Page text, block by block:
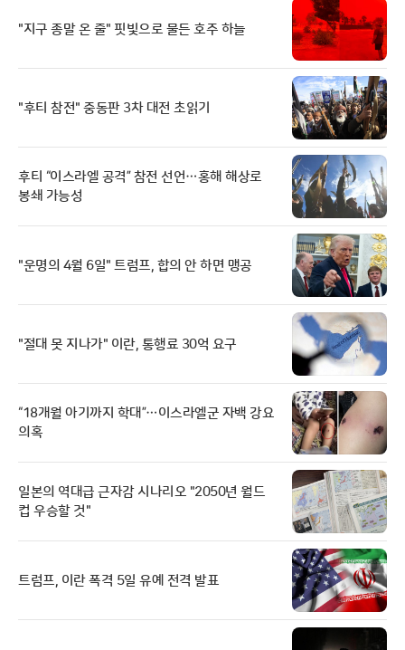
"지구 종말 온 줄" 핏빛으로 물든 호주 하늘
"후티 참전" 중동판 3차 대전 초읽기
후티 “이스라엘 공격” 참전 선언…홍해 해상로
봉쇄 가능성
"운명의 4월 6일" 트럼프, 합의 안 하면 맹공
"절대 못 지나가" 이란, 통행료 30억 요구
“18개월 아기까지 학대”…이스라엘군 자백 강요
의혹
일본의 역대급 근자감 시나리오 "2050년 월드
컵 우승할 것"
트럼프, 이란 폭격 5일 유예 전격 발표